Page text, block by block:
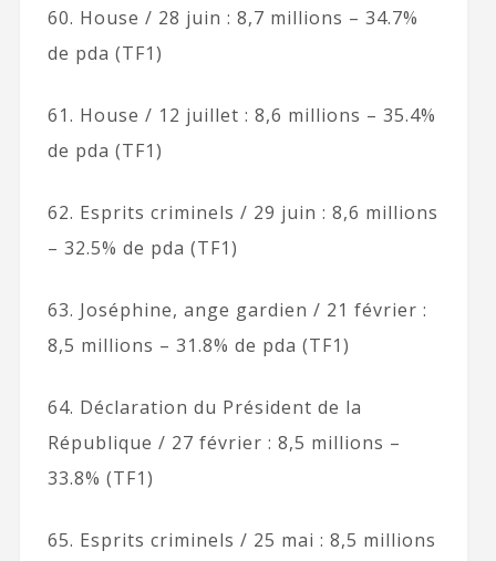
60. House / 28 juin : 8,7 millions – 34.7%
de pda (TF1)
61. House / 12 juillet : 8,6 millions – 35.4%
de pda (TF1)
62. Esprits criminels / 29 juin : 8,6 millions
– 32.5% de pda (TF1)
63. Joséphine, ange gardien / 21 février :
8,5 millions – 31.8% de pda (TF1)
64. Déclaration du Président de la
République / 27 février : 8,5 millions –
33.8% (TF1)
65. Esprits criminels / 25 mai : 8,5 millions